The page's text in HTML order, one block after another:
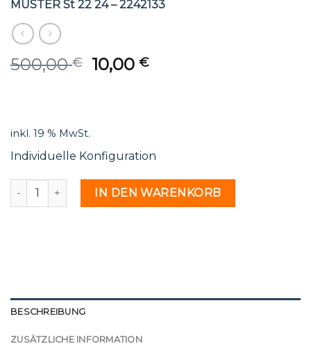
MUSTER St 22 24 – 2242133
500,00€
Original
10,00€Current
inkl. 19 % MwSt.
Individuelle Konfiguration
MUSTER St 22 24 - 2242133 Menge
IN DEN WARENKORB
BESCHREIBUNG
ZUSÄTZLICHE INFORMATION